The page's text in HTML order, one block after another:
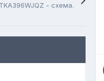
- схема.